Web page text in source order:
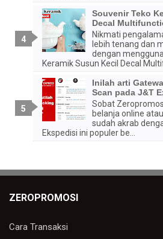
Souvenir Teko
Decal
Nikmati
lebih tenang dan
dengan
Keramik Susun Kecil Decal
Inilah arti
Scan pada J&T
Sobat
belanja online
sudah akrab
Ekspedisi ini populer be...
ZEROPROMOSI
Cara Transaksi